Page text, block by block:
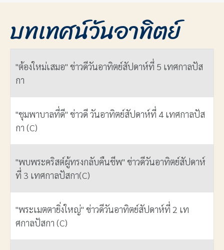
บทเทศน์วันอาทิตย์
ชื่อ
"ต้องใหม่เสมอ" ข่าวดีวันอาทิตย์สัปดาห์ที่ 5 เทศกาลปัส
กา
"ชุมพาบาลที่ดี" ข่าวดี วันอาทิตย์สัปดาห์ที่ 4 เทศกาลปัส
กา (C)
"พบพระคริสต์ผู้ทรงกลับคืนชีพ" ข่าวดีวันอาทิตย์สัปดาห์
ที่ 3 เทศกาลปัสกา(C)
"พระเมตตายิ่งใหญ่" ข่าวดีวันอาทิตย์สัปดาห์ที่ 2 เท
ศกาลปัสกา (C)